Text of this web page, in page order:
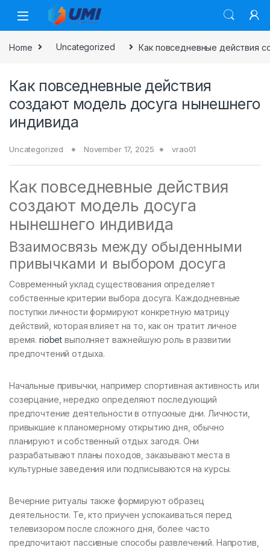
Home Uncategorized Как повседневные действия
Как повседневные действия
создают модель досуга нынешнего
индивида
Uncategorized November 17, 2025 vrao01
Как повседневные действия
создают модель досуга
нынешнего индивида
Взаимосвязь между обыденными
привычками и выбором досуга
Современный уклад существования определяет
собственные критерии выбора досуга. Каждодневные
поступки личности формируют конкретную матрицу
действий, которая влияет на то, как он тратит личное
время.riobet выполняет важнейшую роль в развитии
предпочтений отдыха.
Начальные привычки, например спортивная активность или
созерцание, нередко определяют последующий
предпочтение деятельности в отпускные дни. Личности,
привыкшие к планомерному открытию дня, обычно
планируют и собственный отдых загодя. Они
разрабатывают планы походов, заказывают места в
культурные заведения или подписываются на курсы.
Вечерние ритуалы также формируют образец
деятельности. Те, кто приучен успокаиваться перед
телевизором после сложного дня, более часто
предпочитают пассивные способы развлечений. Напротив,